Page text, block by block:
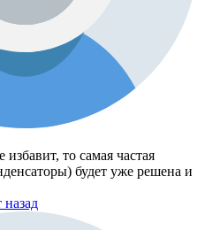
то самая частая
будет уже решена и
назад